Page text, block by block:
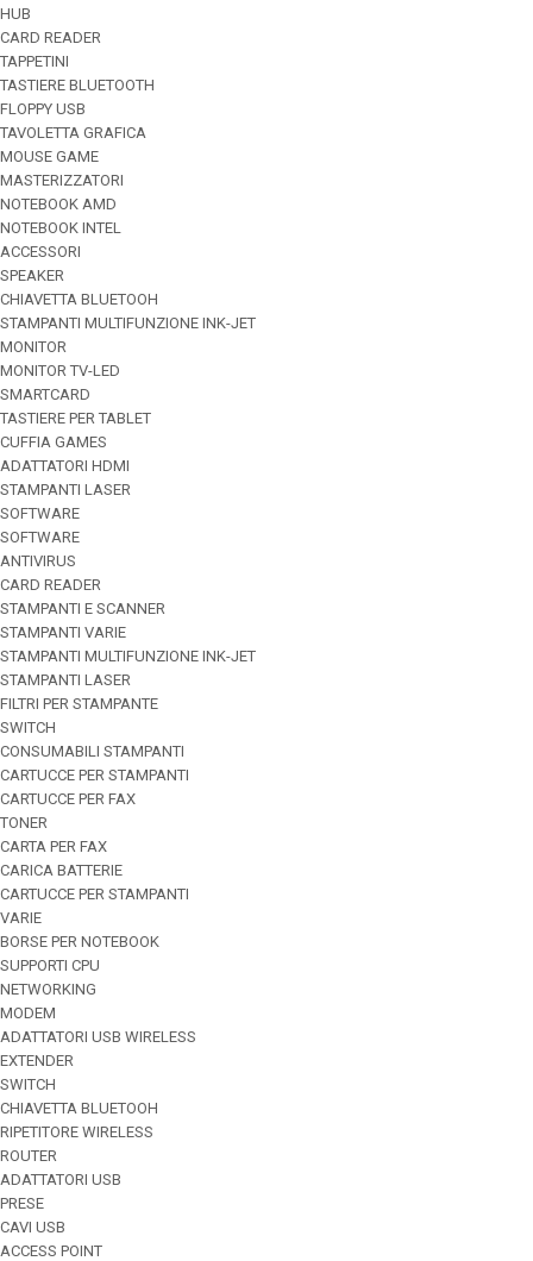
HUB
CARD READER
TAPPETINI
TASTIERE BLUETOOTH
FLOPPY USB
TAVOLETTA GRAFICA
MOUSE GAME
MASTERIZZATORI
NOTEBOOK AMD
NOTEBOOK INTEL
ACCESSORI
SPEAKER
CHIAVETTA BLUETOOH
STAMPANTI MULTIFUNZIONE INK-JET
MONITOR
MONITOR TV-LED
SMARTCARD
TASTIERE PER TABLET
CUFFIA GAMES
ADATTATORI HDMI
STAMPANTI LASER
SOFTWARE
SOFTWARE
ANTIVIRUS
CARD READER
STAMPANTI E SCANNER
STAMPANTI VARIE
STAMPANTI MULTIFUNZIONE INK-JET
STAMPANTI LASER
FILTRI PER STAMPANTE
SWITCH
CONSUMABILI STAMPANTI
CARTUCCE PER STAMPANTI
CARTUCCE PER FAX
TONER
CARTA PER FAX
CARICA BATTERIE
CARTUCCE PER STAMPANTI
VARIE
BORSE PER NOTEBOOK
SUPPORTI CPU
NETWORKING
MODEM
ADATTATORI USB WIRELESS
EXTENDER
SWITCH
CHIAVETTA BLUETOOH
RIPETITORE WIRELESS
ROUTER
ADATTATORI USB
PRESE
CAVI USB
ACCESS POINT